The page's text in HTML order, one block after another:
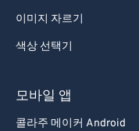
이미지 자르기
색상 선택기
모바일 앱
콜라주 메이커 Android